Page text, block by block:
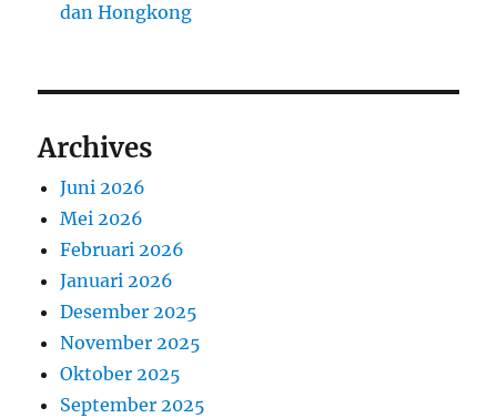
dan Hongkong
Archives
Juni 2026
Mei 2026
Februari 2026
Januari 2026
Desember 2025
November 2025
Oktober 2025
September 2025